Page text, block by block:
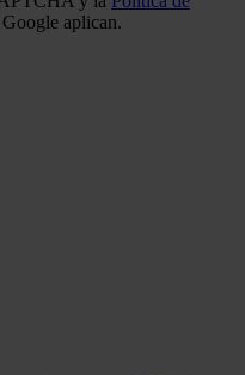
aplican.